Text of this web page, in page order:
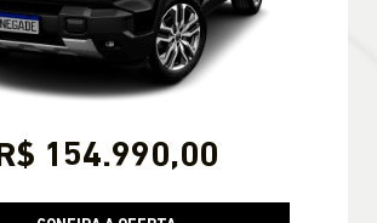
R$ 154.990,00